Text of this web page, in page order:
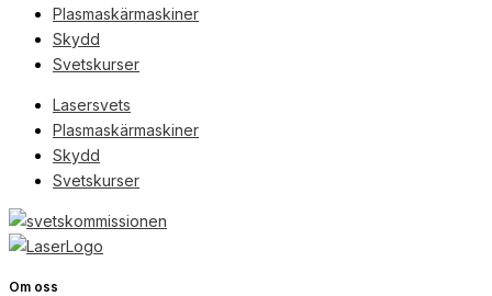
Plasmaskärmaskiner
Skydd
Svetskurser
Lasersvets
Plasmaskärmaskiner
Skydd
Svetskurser
Om oss